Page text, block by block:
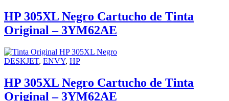
HP 305XL Negro Cartucho de Tinta
Original – 3YM62AE
DESKJET, ENVY, HP
HP 305XL Negro Cartucho de Tinta
Original – 3YM62AE